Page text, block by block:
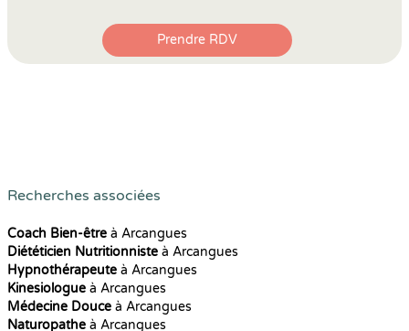
Prendre RDV
Recherches associées
Coach Bien-être à Arcangues
Diététicien Nutritionniste à Arcangues
Hypnothérapeute à Arcangues
Kinesiologue à Arcangues
Médecine Douce à Arcangues
Naturopathe à Arcangues